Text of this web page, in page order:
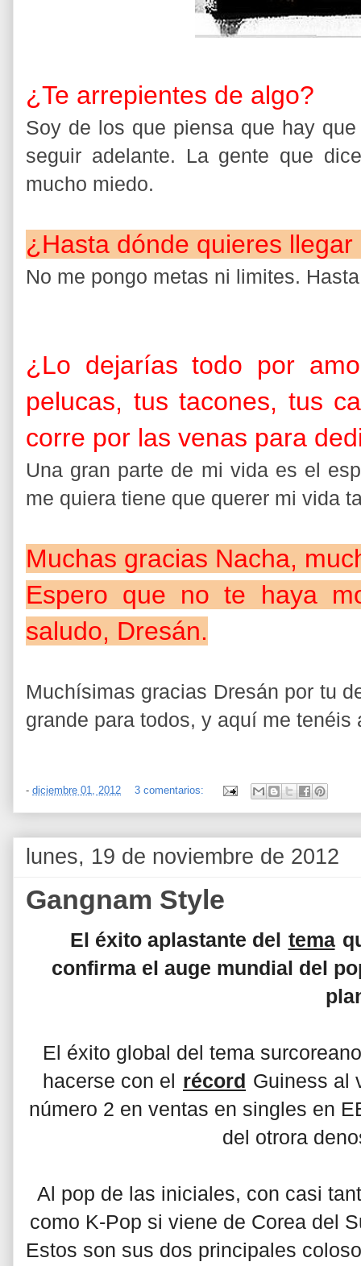
¿Te arrepientes de algo?
Soy de los que piensa que hay
seguir adelante. La gente que
mucho miedo.
¿Hasta dónde quieres
No me pongo metas ni limites.
¿Lo dejarías todo por
pelucas, tus tacones, tus
corre por las venas para
Una gran parte de mi vida es el
me quiera tiene que querer mi vida
Muchas gracias Nacha,
Espero que no te haya
saludo, Dresán.
Muchísimas gracias Dresán por tu
grande para todos, y aquí me
- diciembre 01, 2012 3 comentarios:
lunes, 19 de noviembre de 2012
Gangnam Style
El éxito aplastante del tema
confirma el auge mundial del
El éxito global del tema
hacerse con el récord Guiness al
número 2 en ventas en singles en
del otrora
Al pop de las iniciales, con casi
como K-Pop si viene de Corea del
Estos son sus dos principales